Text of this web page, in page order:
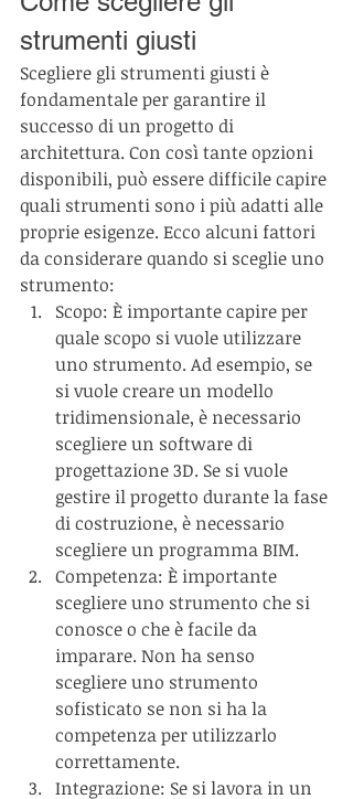
strumenti giusti
Scegliere gli strumenti giusti è
fondamentale per garantire il
successo di un progetto di
architettura. Con così tante opzioni
disponibili, può essere difficile capire
quali strumenti sono i più adatti alle
proprie esigenze. Ecco alcuni fattori
da considerare quando si sceglie uno
strumento:
Scopo: È importante capire per
quale scopo si vuole utilizzare
uno strumento. Ad esempio, se
si vuole creare un modello
tridimensionale, è necessario
scegliere un software di
progettazione 3D. Se si vuole
gestire il progetto durante la fase
di costruzione, è necessario
scegliere un programma BIM.
Competenza: È importante
scegliere uno strumento che si
conosce o che è facile da
imparare. Non ha senso
scegliere uno strumento
sofisticato se non si ha la
competenza per utilizzarlo
correttamente.
Integrazione: Se si lavora in un